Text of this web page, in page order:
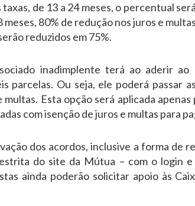
de 13 a 24 meses, o percentual
meses, 80% de redução nos juros e
reduzidos em 75%.
inadimplente terá ao aderir ao
parcelas. Ou seja, ele poderá passar
Esta opção será aplicada
com isenção de juros e multas para
dos acordos, inclusive a forma de
do site da Mútua – com o login
ainda poderão solicitar apoio às